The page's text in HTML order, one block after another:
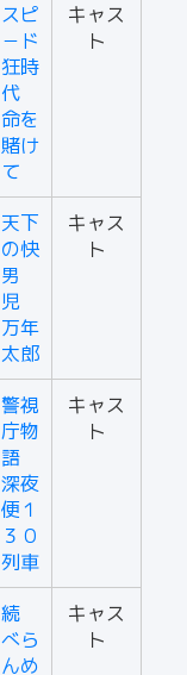
スピ
－ド
狂時
代
命を
賭け
て
キャス
ト
天下
の快
男
児
万年
太郎
キャス
ト
警視
庁物
語
深夜
便１
３０
列車
キャス
ト
続
べら
んめ
キャス
ト